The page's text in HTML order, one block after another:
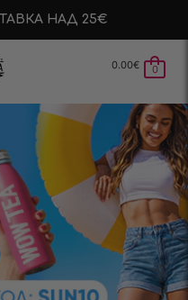
НАД 25€
0.00€ 0